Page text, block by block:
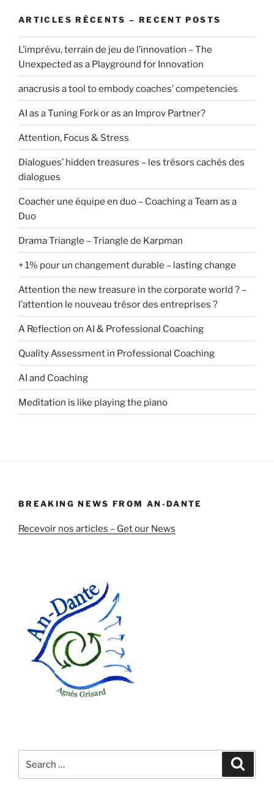
ARTICLES RÉCENTS – RECENT POSTS
L’imprévu, terrain de jeu de l’innovation – The
Unexpected as a Playground for Innovation
anacrusis a tool to embody coaches’ competencies
AI as a Tuning Fork or as an Improv Partner?
Attention, Focus & Stress
Dialogues’ hidden treasures – les trésors cachés des
dialogues
Coacher une équipe en duo – Coaching a Team as a
Duo
Drama Triangle – Triangle de Karpman
+ 1% pour un changement durable – lasting change
Attention the new treasure in the corporate world ? –
l’attention le nouveau trésor des entreprises ?
A Reflection on AI & Professional Coaching
Quality Assessment in Professional Coaching
AI and Coaching
Meditation is like playing the piano
BREAKING NEWS FROM AN-DANTE
Recevoir nos articles – Get our News